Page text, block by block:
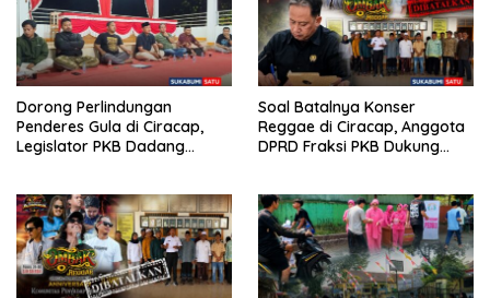
Dorong Perlindungan
Penderes Gula di Ciracap,
Legislator PKB Dadang
Ketenagakerjaan
Soal Batalnya Konser
Reggae di Ciracap, Anggota
DPRD Fraksi PKB Dukung